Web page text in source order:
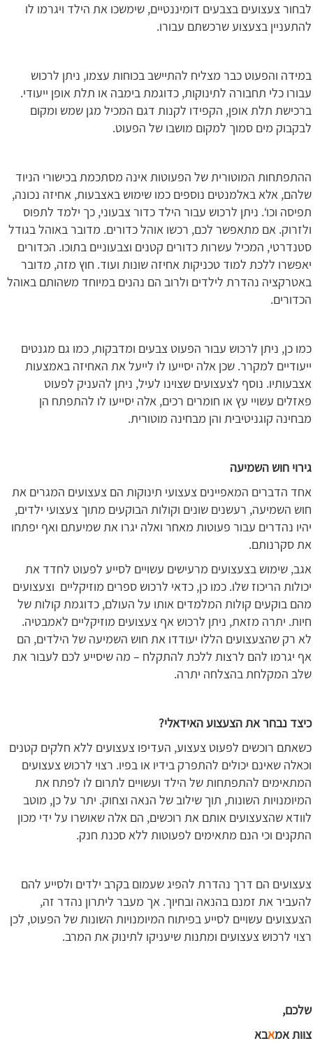
לבחור צעצועים בצבעים דומיננטיים, שימשכו את הילד ויגרמו לו
להתעניין בצעצוע שרכשתם עבורו.
במידה והפעוט כבר מצליח להתיישב בכוחות עצמו, ניתן לרכוש
עבורו כלי תחבורה לתינוקות, כדוגמת בימבה או תלת אופן ייעודי.
ברכישת תלת אופן, הקפידו לקנות דגם המכיל מגן שמש ומקום
לבקבוק מים סמוך למקום מושבו של הפעוט.
ההתפתחות המוטורית של הפעוטות אינה מסתכמת בכישורי הניוד
שלהם, אלא באלמנטים נוספים כמו שימוש באצבעות, אחיזה נכונה,
תפיסה וכו‘. ניתן לרכוש עבור הילד כדור צבעוני, כך ילמד לתפוס
ולזרוק. אם מתאפשר לכם, רכשו אוהל כדורים. מדובר באוהל בגודל
סטנדרטי, המכיל עשרות כדורים קטנים וצבעוניים בתוכו. הכדורים
יאפשרו ללכת למוד טכניקות אחיזה שונות ועוד. חוץ מזה, מדובר
באטרקציה נהדרת לילדים ולרוב הם נהנים במיוחד משהותם באוהל
הכדורים.
כמו כן, ניתן לרכוש עבור הפעוט צבעים ומדבקות, כמו גם מגנטים
ייעודיים למקרר. שכן אלה יסייעו לו לייעל את האחיזה באמצעות
אצבעותיו. נוסף לצעצועים שצוינו לעיל, ניתן להעניק לפעוט
פאזלים עשויי עץ או חומרים רכים, אלה יסייעו לו להתפתח הן
מבחינה קוגניטיבית והן מבחינה מוטורית.
גירוי חוש השמיעה
אחד הדברים המאפיינים צעצועי תינוקות הם צעצועים המגרים את
חוש השמיעה, רעשנים שונים וקולות הבוקעים מתוך צעצועי ילדים,
יהיו נהדרים עבור פעוטות מאחר ואלה יגרו את שמיעתם ואף יפתחו
את סקרנותם.
אגב, שימוש בצעצועים מרעישים עשויים לסייע לפעוט לחדד את
יכולות הריכוז שלו. כמו כן, כדאי לרכוש ספרים מוזיקליים וצעצועים
מהם בוקעים קולות המלמדים אותו על העולם, כדוגמת קולות של
חיות. יתרה מזאת, ניתן לרכוש אף צעצועים מוזיקליים לאמבטיה.
לא רק שהצעצועים הללו יעודדו את חוש השמיעה של הילדים, הם
אף יגרמו להם לרצות ללכת להתקלח – מה שיסייע לכם לעבור את
שלב המקלחת בהצלחה יתרה.
כיצד נבחר את הצעצוע האידאלי?
כשאתם רוכשים לפעוט צעצוע, העדיפו צעצועים ללא חלקים קטנים
וכאלה שאינם יכולים להתפרק בידיו או בפיו. רצוי לרכוש צעצועים
המתאימים להתפתחות של הילד ועשויים לתרום לו לפתח את
המיומנויות השונות, תוך שילוב של הנאה וצחוק. יתר על כן, מוטב
לוודא שהצעצועים אותם את רוכשים, הם אלה שאושרו על ידי מכון
התקנים וכי הנם מתאימים לפעוטות ללא סכנת חנק.
צעצועים הם דרך נהדרת להפיג שעמום בקרב ילדים ולסייע להם
להעביר את זמנם בהנאה ובחיוך. אך מעבר ליתרון נהדר זה,
הצעצועים עשויים לסייע בפיתוח המיומנויות השונות של הפעוט, לכן
רצוי לרכוש צעצועים ומתנות שיעניקו לתינוק את המרב.
שלכם,
צוות אמאבא